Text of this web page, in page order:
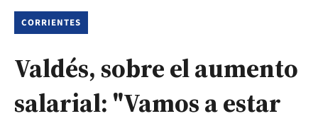
CORRIENTES
Valdés, sobre el aumento
salarial: "Vamos a estar